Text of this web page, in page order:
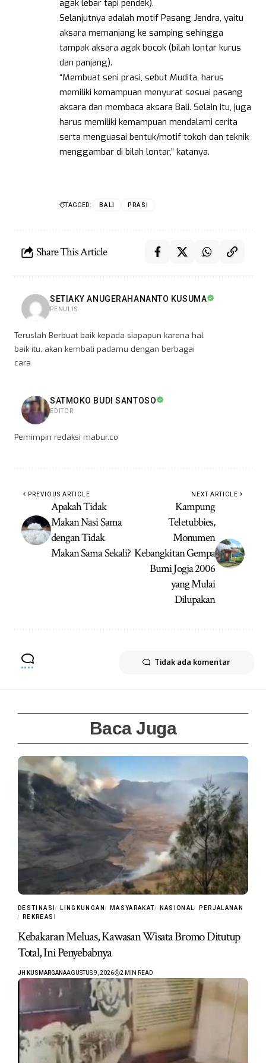
agak lebar tapi pendek).
Selanjutnya adalah motif Pasang Jendra, yaitu
aksara memanjang ke samping sehingga
tampak aksara agak bocok (bilah lontar kurus
dan panjang).
“Membuat seni prasi, sebut Mudita, harus
memiliki kemampuan menyurat sesuai pasang
aksara dan membaca aksara Bali. Selain itu, juga
harus memiliki kemampuan mendalami cerita
serta menguasai bentuk/motif tokoh dan teknik
menggambar di bilah lontar,” katanya.
TAGGED: BALI PRASI
Share This Article
SETIAKY ANUGERAHANANTO KUSUMA
PENULIS
Teruslah Berbuat baik kepada siapapun karena hal
baik itu, akan kembali padamu dengan berbagai
cara
SATMOKO BUDI SANTOSO
EDITOR
Pemimpin redaksi mabur.co
PREVIOUS ARTICLE
Apakah Tidak
Makan Nasi Sama
dengan Tidak
Makan Sama Sekali?
NEXT ARTICLE
Kampung
Teletubbies,
Monumen
Kebangkitan Gempa
Bumi Jogja 2006
yang Mulai
Dilupakan
Tidak ada komentar
Baca Juga
DESTINASI LINGKUNGAN MASYARAKAT NASIONAL
PERJALANAN
REKREASI
Kebakaran Meluas, Kawasan Wisata Bromo Ditutup
Total, Ini Penyebabnya
JH KUSMARGANAAGUSTUS 9, 2026 2 MIN READ